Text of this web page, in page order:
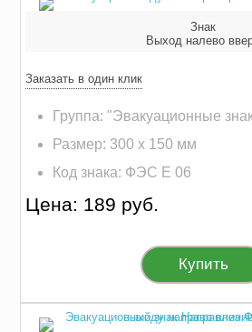
Знак
Выход налево
Заказать в один клик
Группа: "Эвакуационные
Размер: 300 х 150 мм
Код знака: ФЭС E 06
Цена: 189 руб.
Купить